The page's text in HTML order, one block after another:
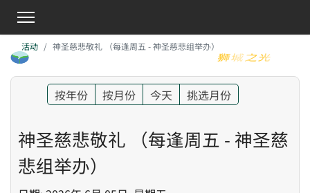
活动 神圣慈悲敬礼 （每逢周五 - 神圣慈悲组举办）
按年份 按月份 今天 挑选月份
神圣慈悲敬礼 （每逢周五 - 神圣慈
悲组举办）